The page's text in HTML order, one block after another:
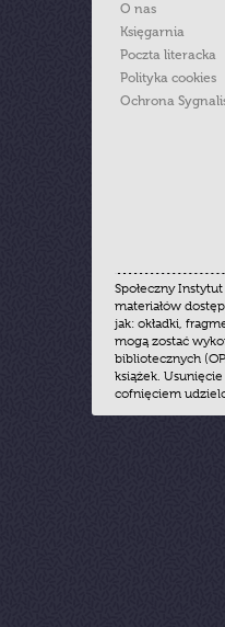
O nas
Księgarnia
Poczta literacka
Polityka cookies
Ochrona
Społeczny
materiałów
jak: okładki,
mogą zostać
bibliotecznych
książek.
cofnięciem